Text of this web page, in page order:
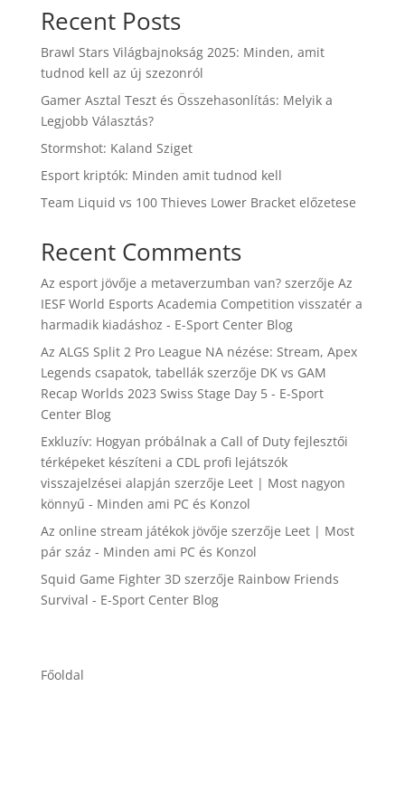
Recent Posts
Brawl Stars Világbajnokság 2025: Minden, amit
tudnod kell az új szezonról
Gamer Asztal Teszt és Összehasonlítás: Melyik a
Legjobb Választás?
Stormshot: Kaland Sziget
Esport kriptók: Minden amit tudnod kell
Team Liquid vs 100 Thieves Lower Bracket előzetese
Recent Comments
Az esport jövője a metaverzumban van?szerzője Az
IESF World Esports Academia Competition visszatér a
harmadik kiadáshoz - E-Sport Center Blog
Az ALGS Split 2 Pro League NA nézése: Stream, Apex
Legends csapatok, tabellákszerzője DK vs GAM
Recap Worlds 2023 Swiss Stage Day 5 - E-Sport
Center Blog
Exkluzív: Hogyan próbálnak a Call of Duty fejlesztői
térképeket készíteni a CDL profi lejátszók
visszajelzései alapján szerzője Leet | Most nagyon
könnyű - Minden ami PC és Konzol
Az online stream játékok jövője szerzője Leet | Most
pár száz - Minden ami PC és Konzol
Squid Game Fighter 3Dszerzője Rainbow Friends
Survival - E-Sport Center Blog
Főoldal